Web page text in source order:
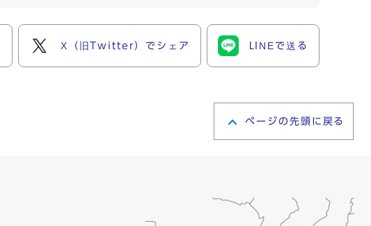
X（旧Twitter）でシェア LINEで送る
ページの先頭に戻る